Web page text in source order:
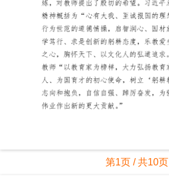
第1页 / 共10页